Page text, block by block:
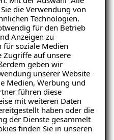
die Verwendung von
Technologien.
für den Betrieb
Anzeigen zu
für soziale Medien
Zugriffe auf unsere
geben wir
unserer Website
Medien, Werbung und
führen diese
mit weiteren Daten
haben oder die
der Dienste gesammelt
finden Sie in unseren
wird, wo strengste
einer Sanierung mit
ist unser
und
und kann im
werden. Paraffin
inaktiv. Das bringt
den Injektionsstoff
anderen am Markt
ab.
Tipps gegen
erhalten!